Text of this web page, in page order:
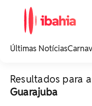
noticias e
Últimas Notícias
Resultados para
Guarajuba